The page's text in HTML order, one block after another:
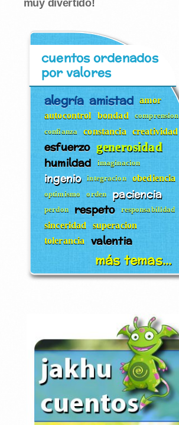
muy divertido!
cuentos ordenados
por valores
alegría amistad amor
autocontrol bondad comprension
confianza constancia creatividad
esfuerzo generosidad
humildad imaginacion
ingenio integracion obediencia
optimismo orden paciencia
perdon respeto responsabilidad
sinceridad
superacion
tolerancia
valentia
más temas...